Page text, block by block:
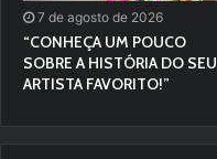
7 de agosto de 2026
“CONHEÇA UM POUCO
SOBRE A HISTÓRIA DO SEU
ARTISTA FAVORITO!”